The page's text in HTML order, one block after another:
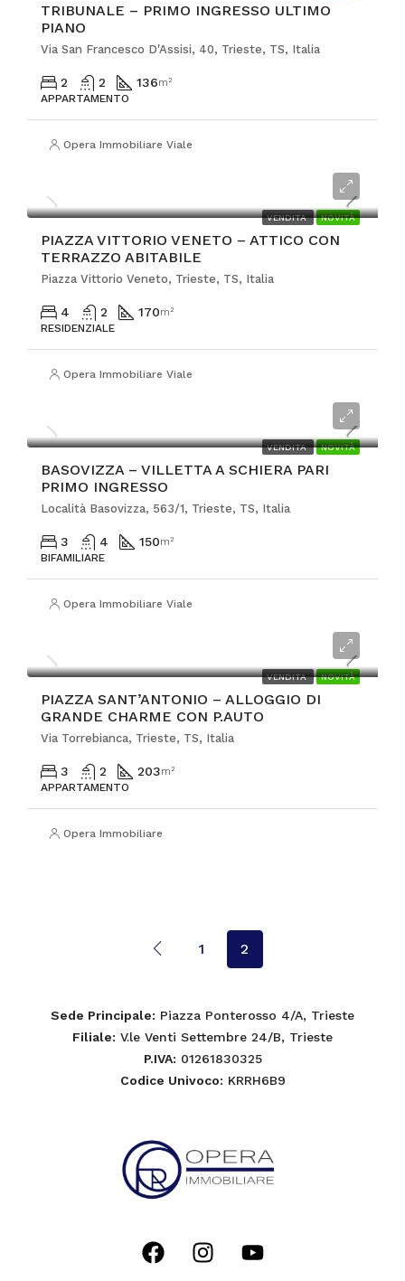
TRIBUNALE – PRIMO INGRESSO ULTIMO
PIANO
Via San Francesco D'Assisi, 40, Trieste, TS, Italia
2 2 136m²
APPARTAMENTO
Opera Immobiliare Viale
VENDITA NOVITÀ
PIAZZA VITTORIO VENETO – ATTICO CON
TERRAZZO ABITABILE
Piazza Vittorio Veneto, Trieste, TS, Italia
4 2 170m²
RESIDENZIALE
Opera Immobiliare Viale
VENDITA NOVITÀ
BASOVIZZA – VILLETTA A SCHIERA PARI
PRIMO INGRESSO
Località Basovizza, 563/1, Trieste, TS, Italia
3 4 150m²
BIFAMILIARE
Opera Immobiliare Viale
VENDITA NOVITÀ
PIAZZA SANT’ANTONIO – ALLOGGIO DI
GRANDE CHARME CON P.AUTO
Via Torrebianca, Trieste, TS, Italia
3 2 203m²
APPARTAMENTO
Opera Immobiliare
1 2
Sede Principale: Piazza Ponterosso 4/A, Trieste
Filiale: V.le Venti Settembre 24/B, Trieste
P.IVA: 01261830325
Codice Univoco: KRRH6B9